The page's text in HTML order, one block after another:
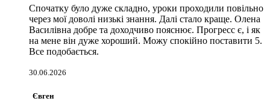
Спочатку було дуже складно, уроки проходили повільно
через мої доволі низькі знання. Далі стало краще. Олена
Василівна добре та доходчиво пояснює. Прогресс є, і як
на мене він дуже хороший. Можу спокійно поставити 5.
Все подобається.
30.06.2026
Євген